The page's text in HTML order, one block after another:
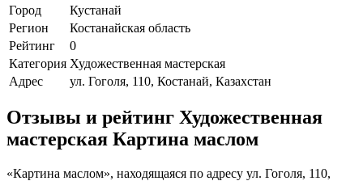
Город
Кустанай
Регион
Костанайская область
Рейтинг
0
Категория Художественная мастерская
Адрес
ул. Гоголя, 110, Костанай, Казахстан
Отзывы и рейтинг Художественная
мастерская Картина маслом
«Картина маслом», находящаяся по адресу ул. Гоголя, 110,